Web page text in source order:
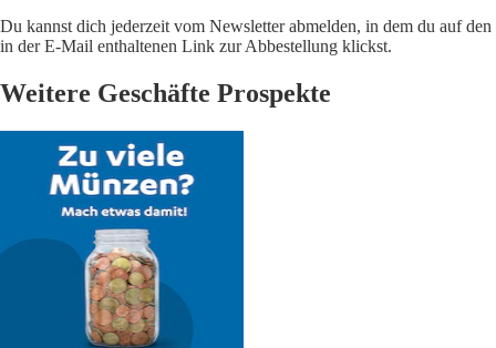
Du kannst dich jederzeit vom Newsletter abmelden, in dem du auf den
in der E-Mail enthaltenen Link zur Abbestellung klickst.
Weitere Geschäfte Prospekte